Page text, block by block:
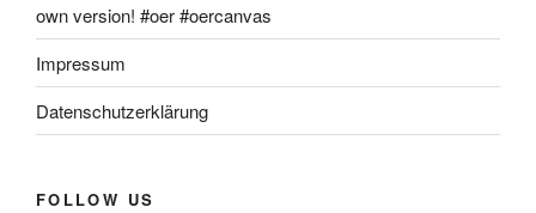
own version! #oer #oercanvas
Impressum
Datenschutzerklärung
FOLLOW US